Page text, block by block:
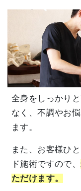
全身をしっかり
なく、不調やお
ます。
また、お客様ひ
ド施術ですので、
ただけます。